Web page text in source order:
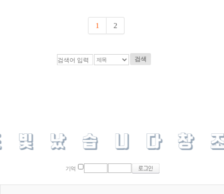
1 2
검색
기억